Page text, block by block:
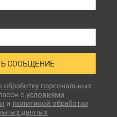
обработку персональных
с условиями
и политикой обработки
данных